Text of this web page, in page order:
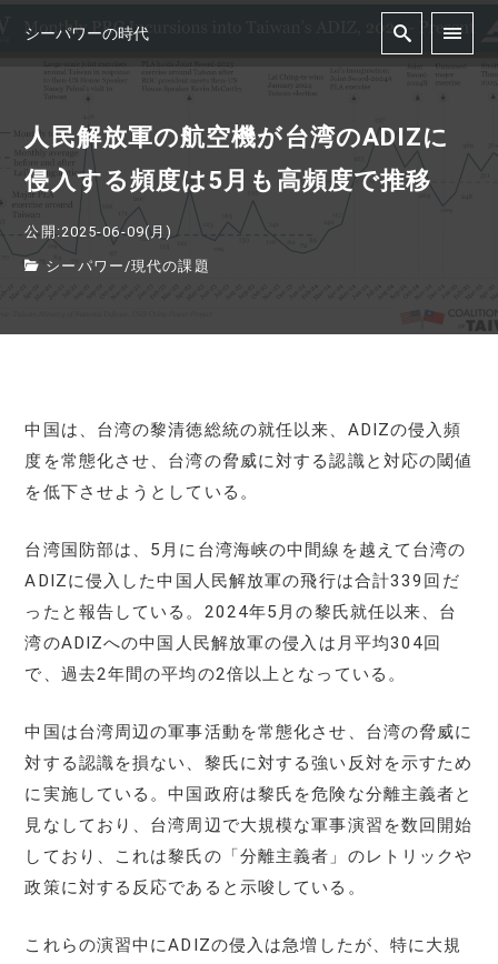
シーパワーの時代
人民解放軍の航空機が台湾のADIZに
侵入する頻度は5月も高頻度で推移
公開:2025-06-09(月)
シーパワー /現代の課題
中国は、台湾の黎清徳総統の就任以来、ADIZの侵入頻
度を常態化させ、台湾の脅威に対する認識と対応の閾値
を低下させようとしている。
台湾国防部は、5月に台湾海峡の中間線を越えて台湾の
ADIZに侵入した中国人民解放軍の飛行は合計339回だ
ったと報告している。2024年5月の黎氏就任以来、台
湾のADIZへの中国人民解放軍の侵入は月平均304回
で、過去2年間の平均の2倍以上となっている。
中国は台湾周辺の軍事活動を常態化させ、台湾の脅威に
対する認識を損ない、黎氏に対する強い反対を示すため
に実施している。中国政府は黎氏を危険な分離主義者と
見なしており、台湾周辺で大規模な軍事演習を数回開始
しており、これは黎氏の「分離主義者」のレトリックや
政策に対する反応であると示唆している。
これらの演習中にADIZの侵入は急増したが、特に大規